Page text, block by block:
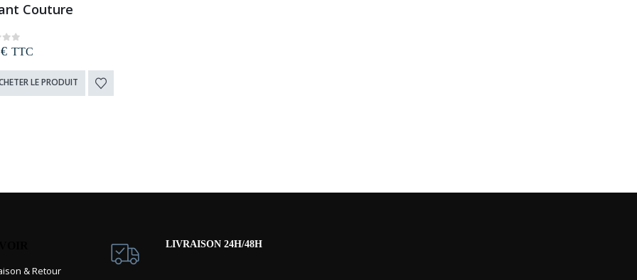
Couture
of 5
€ TTC
LE PRODUIT
& Retour
LIVRAISON 24H/48H